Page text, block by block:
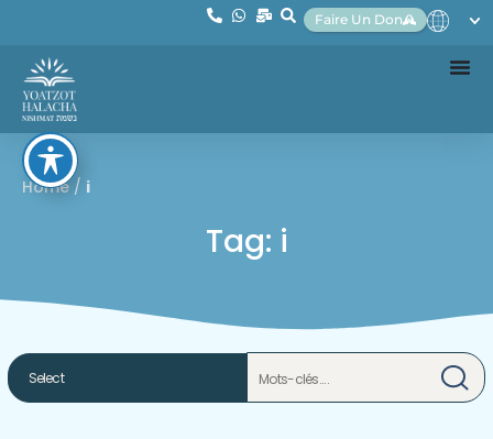
Faire Un Don
Home/ i
Tag: i